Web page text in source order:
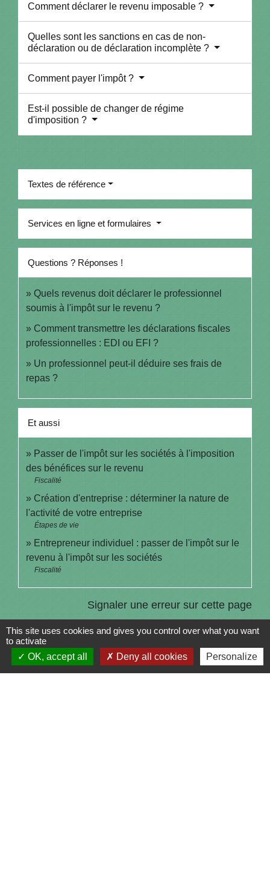
Comment déclarer le revenu imposable ?
Quelles sont les sanctions en cas de non-
déclaration ou de déclaration incomplète ?
Comment payer l'impôt ?
Est-il possible de changer de régime
d'imposition ?
Textes de référence
Services en ligne et formulaires
Questions ? Réponses !
Quels revenus doit déclarer le professionnel
soumis à l'impôt sur le revenu ?
Comment transmettre les déclarations fiscales
professionnelles : EDI ou EFI ?
Un professionnel peut-il déduire ses frais de
repas ?
Et aussi
Passer de l'impôt sur les sociétés à l'imposition
des bénéfices sur le revenu
Fiscalité
Création d'entreprise : déterminer la nature de
l'activité de votre entreprise
Étapes de vie
Entrepreneur individuel : passer de l'impôt sur le
revenu à l'impôt sur les sociétés
Fiscalité
Signaler une erreur sur cette page
This site uses cookies and gives you control over what you want
to activate
OK, accept all
Deny all cookies Personalize